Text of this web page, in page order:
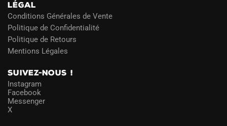
LÉGAL
Conditions Générales de Vente
Politique de Confidentialité
Politique de Retours
Mentions Légales
SUIVEZ-NOUS !
Instagram
Facebook
Messenger
X